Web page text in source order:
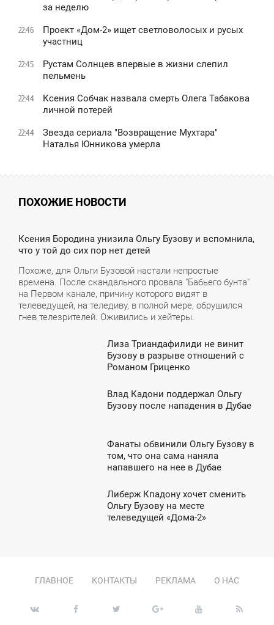
за неделю
22:46
Проект «Дом-2» ищет светловолосых и русых
участниц
22:45
Рустам Солнцев впервые в жизни слепил
пельмень
22:44
Ксения Собчак назвала смерть Олега Табакова
личной потерей
22:44
Звезда сериала "Возвращение Мухтара"
Наталья Юнникова умерла
ПОХОЖИЕ НОВОСТИ
Ксения Бородина унизила Ольгу Бузову и вспомнила,
что у той до сих пор нет детей
Похоже, для Ольги Бузовой настали непростые
времена. После скандального провала "Бабьего бунта"
на Первом канале, причину которого видят в
телеведущей, на теледиву, в полной мере, обрушился
гнев телезрителей. Оживились и хейтеры.
Лиза Триандафилиди не винит
Бузову в разрыве отношений с
Романом Гриценко
Влад Кадони поддержал Ольгу
Бузову после нападения в Дубае
Фанаты обвинили Ольгу Бузову в
том, что она сама наняла
напавшего на нее в Дубае
Либерж Кпадону хочет сменить
Ольгу Бузову на месте
телеведущей «Дома-2»
ГЛАВНОЕ КОНТАКТЫ РЕКЛАМА О НАС